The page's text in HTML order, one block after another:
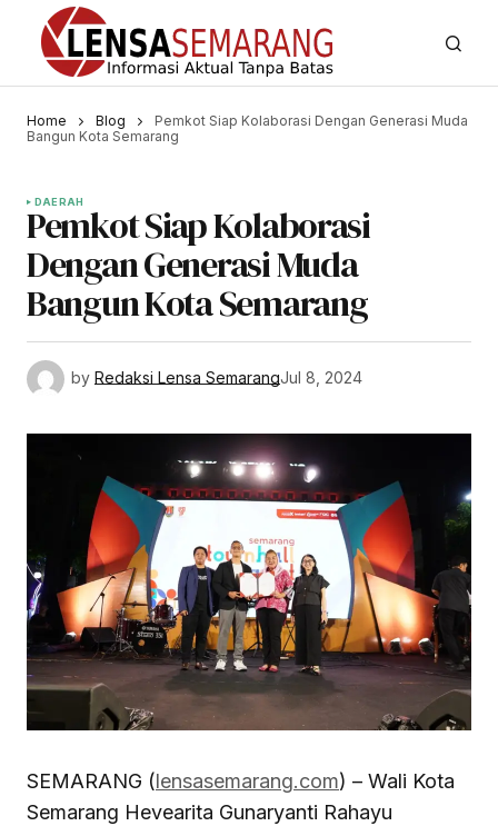
Home Blog
Pemkot Siap Kolaborasi Dengan Generasi Muda
Bangun Kota Semarang
DAERAH
Pemkot Siap Kolaborasi
Dengan Generasi Muda
Bangun Kota Semarang
by Redaksi Lensa SemarangJul 8, 2024
SEMARANG (lensasemarang.com) – Wali Kota
Semarang Hevearita Gunaryanti Rahayu